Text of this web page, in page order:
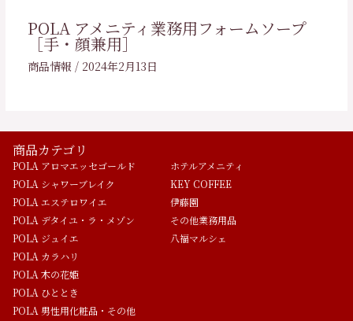
POLA アメニティ業務用フォームソープ
［手・顔兼用］
商品情報 / 2024年2月13日
商品カテゴリ
POLA アロマエッセゴールド
POLA シャワーブレイク
POLA エステロワイエ
POLA デタイユ・ラ・メゾン
POLA ジュイエ
POLA カラハリ
POLA 木の花姫
POLA ひととき
POLA 男性用化粧品・その他
ホテルアメニティ
KEY COFFEE
伊藤園
その他業務用品
八福マルシェ